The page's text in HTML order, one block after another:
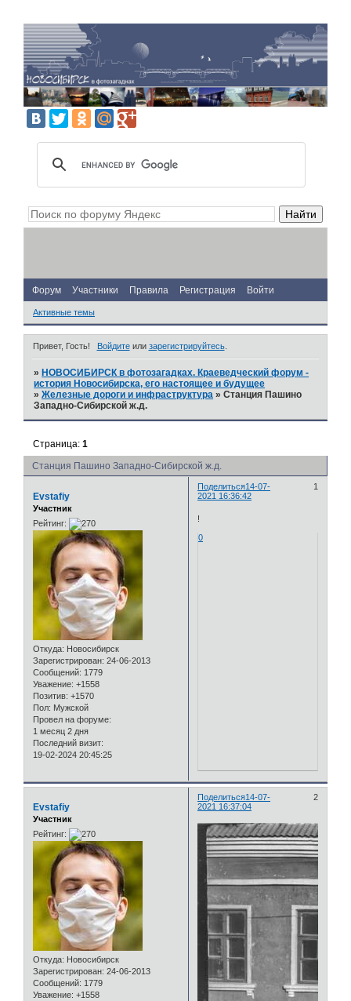
Форум Участники Правила Регистрация Войти
Активные темы
Привет, Гость! Войдитеили зарегистрируйтесь.
» НОВОСИБИРСК в фотозагадках. Краеведческий форум -
история Новосибирска, его настоящее и будущее
»Железные дороги и инфраструктура »Станция Пашино
Западно-Сибирской ж.д.
Станция Пашино Западно-Сибирской ж.д.
Страница:1
Поделиться 1
14-07-
2021 16:36:42
Evstafiy
Участник
Рейтинг:
Откуда: Новосибирск
Зарегистрирован: 24-06-2013
Сообщений: 1779
Уважение: +1558
Позитив: +1570
Пол: Мужской
Провел на форуме:
1 месяц 2 дня
Последний визит:
19-02-2024 20:45:25
!
0
Поделиться 2
14-07-
2021 16:37:04
Evstafiy
Участник
Рейтинг:
Откуда: Новосибирск
Зарегистрирован: 24-06-2013
Сообщений: 1779
Уважение: +1558